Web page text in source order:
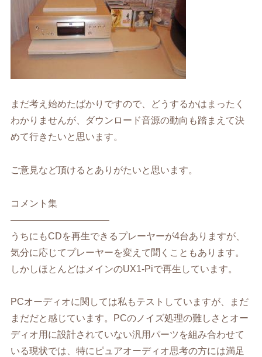
まだ考え始めたばかりですので、どうするかはまったく
わかりませんが、ダウンロード音源の動向も踏まえて決
めて行きたいと思います。
ご意見など頂けるとありがたいと思います。
コメント集
——————————–
うちにもCDを再生できるプレーヤーが4台ありますが、
気分に応じてプレーヤーを変えて聞くこともあります。
しかしほとんどはメインのUX1-Piで再生しています。
PCオーディオに関しては私もテストしていますが、まだ
まだだと感じています。PCのノイズ処理の難しさとオー
ディオ用に設計されていない汎用パーツを組み合わせて
いる現状では、特にピュアオーディオ思考の方には満足